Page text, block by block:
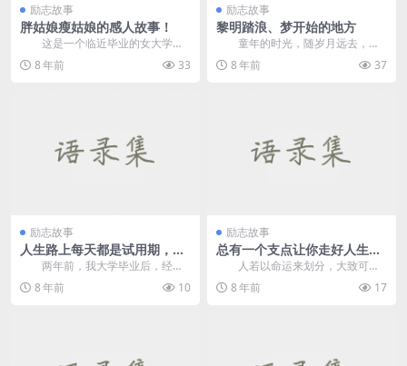
励志故事
胖姑娘瘦姑娘的感人故事！
这是一个临近毕业的女大学生
宿舍，住在里面的六个女生这些日
子一直在外面找工作，...
8 年前 33
励志故事
黎明踏浪、梦开始的地方
童年的时光，随岁月远去，只
是许多往事一直在记忆中，成为人
生的起点。高山、小路...
8 年前 37
励志故事
人生路上每天都是试用期，别
得意忘形
两年前，我大学毕业后，经过
一番辛苦求职，进入一家大公司试
用。与我一起试用的还...
8 年前 10
励志故事
总有一个支点让你走好人生的
人若以命运来划分，大致可以
分为两种：一种人生来就走运；一
种人生来就倒霉。台湾...
8 年前 17